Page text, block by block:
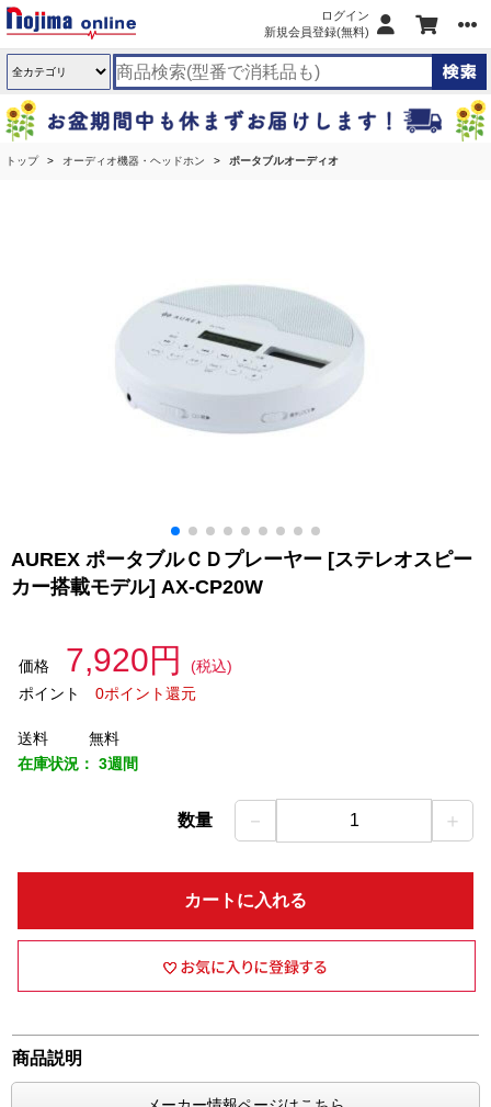
ログイン
新規会員登録(無料)
トップ オーディオ機器・ヘッドホン ポータブルオーディオ
AUREX ポータブルＣＤプレーヤー [ステレオスピー
カー搭載モデル] AX-CP20W
価格 7,920円
(税込)
ポイント
0ポイント還元
送料
無料
在庫状況： 3週間
数量 － 1 ＋
カートに入れる
商品説明